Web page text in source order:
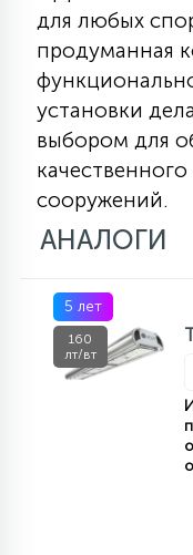
для любых
продуманная
установки
выбором для
сооружений.
АНАЛОГИ
5 лет
160
лт/вт